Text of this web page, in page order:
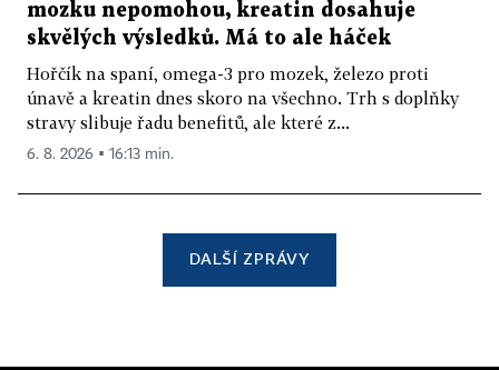
mozku nepomohou, kreatin dosahuje
skvělých výsledků. Má to ale háček
Hořčík na spaní, omega-3 pro mozek, železo proti
únavě a kreatin dnes skoro na všechno. Trh s doplňky
stravy slibuje řadu benefitů, ale které z...
6. 8. 2026 ▪ 16:13 min.
DALŠÍ ZPRÁVY